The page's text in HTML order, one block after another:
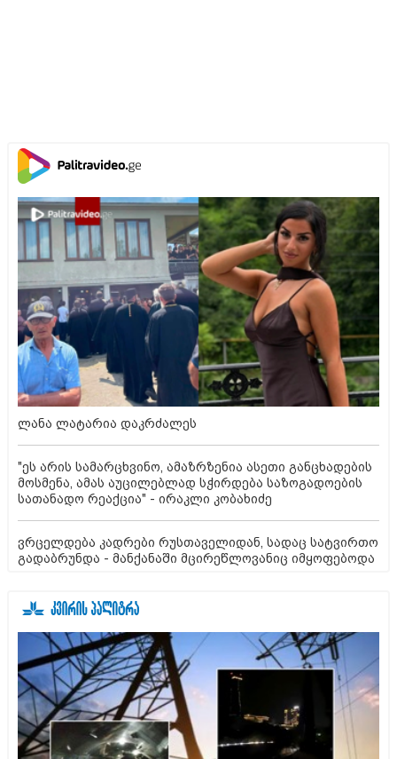
ლანა ლატარია დაკრძალეს
"ეს არის სამარცხვინო, ამაზრზენია ასეთი განცხადების
მოსმენა, ამას აუცილებლად სჭირდება საზოგადოების
სათანადო რეაქცია" - ირაკლი კობახიძე
ვრცელდება კადრები რუსთაველიდან, სადაც სატვირთო
გადაბრუნდა - მანქანაში მცირეწლოვანიც იმყოფებოდა